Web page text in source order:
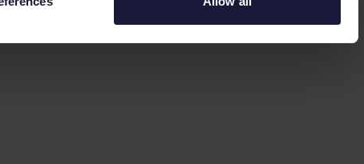
el sector
Descargar